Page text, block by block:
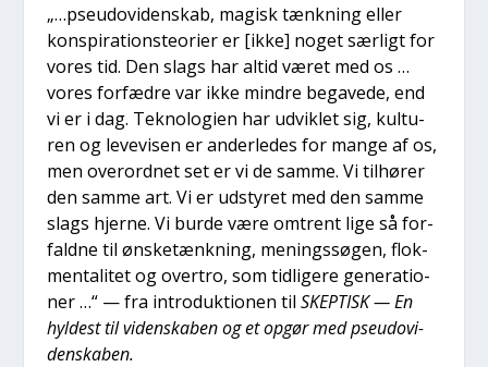
„…pseu­d­ovi­den­skab, magisk tænk­ning eller
kon­spira­tions­te­o­ri­er er [ikke] noget sær­ligt for
vores tid. Den slags har altid været med os …
vores for­fædre var ikke min­dre bega­ve­de, end
vi er i dag. Tek­no­lo­gi­en har udvik­let sig, kul­tu­
ren og leve­vi­sen er ander­le­des for man­ge af os,
men over­ord­net set er vi de sam­me. Vi til­hø­rer
den sam­me art. Vi er udsty­ret med den sam­me
slags hjer­ne. Vi bur­de være omtrent lige så for­
fald­ne til ønske­tænk­ning, menings­sø­gen, flok­
men­ta­li­tet og over­tro, som tid­li­ge­re gene­ra­tio­
ner …“ — fra intro­duk­tio­nen til SKEPTISK — En
hyl­dest til viden­ska­ben og et opgør med pseu­d­ovi­
den­ska­ben.